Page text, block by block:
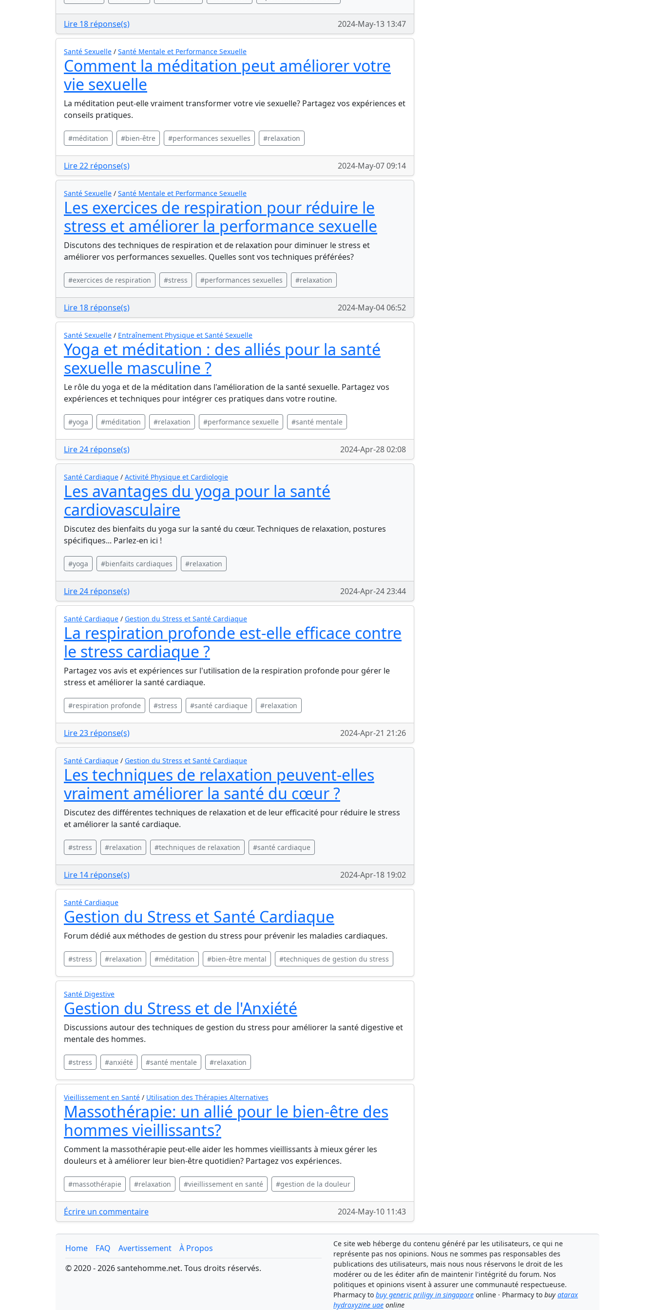
Lire 18 réponse(s) 2024-May-13 13:47
Santé Sexuelle / Santé Mentale et Performance Sexuelle
Comment la méditation peut améliorer votre
vie sexuelle
La méditation peut-elle vraiment transformer votre vie sexuelle? Partagez vos expériences et
conseils pratiques.
#méditation #bien-être #performances sexuelles #relaxation
Lire 22 réponse(s) 2024-May-07 09:14
Santé Sexuelle / Santé Mentale et Performance Sexuelle
Les exercices de respiration pour réduire le
stress et améliorer la performance sexuelle
Discutons des techniques de respiration et de relaxation pour diminuer le stress et
améliorer vos performances sexuelles. Quelles sont vos techniques préférées?
#exercices de respiration #stress #performances sexuelles #relaxation
Lire 18 réponse(s) 2024-May-04 06:52
Santé Sexuelle / Entraînement Physique et Santé Sexuelle
Yoga et méditation : des alliés pour la santé
sexuelle masculine ?
Le rôle du yoga et de la méditation dans l'amélioration de la santé sexuelle. Partagez vos
expériences et techniques pour intégrer ces pratiques dans votre routine.
#yoga #méditation #relaxation #performance sexuelle #santé mentale
Lire 24 réponse(s) 2024-Apr-28 02:08
Santé Cardiaque / Activité Physique et Cardiologie
Les avantages du yoga pour la santé
cardiovasculaire
Discutez des bienfaits du yoga sur la santé du cœur. Techniques de relaxation, postures
spécifiques... Parlez-en ici !
#yoga #bienfaits cardiaques #relaxation
Lire 24 réponse(s) 2024-Apr-24 23:44
Santé Cardiaque / Gestion du Stress et Santé Cardiaque
La respiration profonde est-elle efficace contre
le stress cardiaque ?
Partagez vos avis et expériences sur l'utilisation de la respiration profonde pour gérer le
stress et améliorer la santé cardiaque.
#respiration profonde #stress #santé cardiaque #relaxation
Lire 23 réponse(s) 2024-Apr-21 21:26
Santé Cardiaque / Gestion du Stress et Santé Cardiaque
Les techniques de relaxation peuvent-elles
vraiment améliorer la santé du cœur ?
Discutez des différentes techniques de relaxation et de leur efficacité pour réduire le stress
et améliorer la santé cardiaque.
#stress #relaxation #techniques de relaxation #santé cardiaque
Lire 14 réponse(s) 2024-Apr-18 19:02
Santé Cardiaque
Gestion du Stress et Santé Cardiaque
Forum dédié aux méthodes de gestion du stress pour prévenir les maladies cardiaques.
#stress #relaxation #méditation #bien-être mental #techniques de gestion du stress
Santé Digestive
Gestion du Stress et de l'Anxiété
Discussions autour des techniques de gestion du stress pour améliorer la santé digestive et
mentale des hommes.
#stress #anxiété #santé mentale #relaxation
Vieillissement en Santé / Utilisation des Thérapies Alternatives
Massothérapie: un allié pour le bien-être des
hommes vieillissants?
Comment la massothérapie peut-elle aider les hommes vieillissants à mieux gérer les
douleurs et à améliorer leur bien-être quotidien? Partagez vos expériences.
#massothérapie #relaxation #vieillissement en santé #gestion de la douleur
Écrire un commentaire 2024-May-10 11:43
Home FAQ Avertissement
À Propos
© 2020 - 2026 santehomme.net. Tous droits réservés.
Ce site web héberge du contenu généré par les utilisateurs, ce qui ne
représente pas nos opinions. Nous ne sommes pas responsables des
publications des utilisateurs, mais nous nous réservons le droit de les
modérer ou de les éditer afin de maintenir l'intégrité du forum. Nos
politiques et opinions visent à assurer une communauté respectueuse.
Pharmacy to buy generic priligy in singapore online · Pharmacy to buy atarax
hydroxyzine uae online